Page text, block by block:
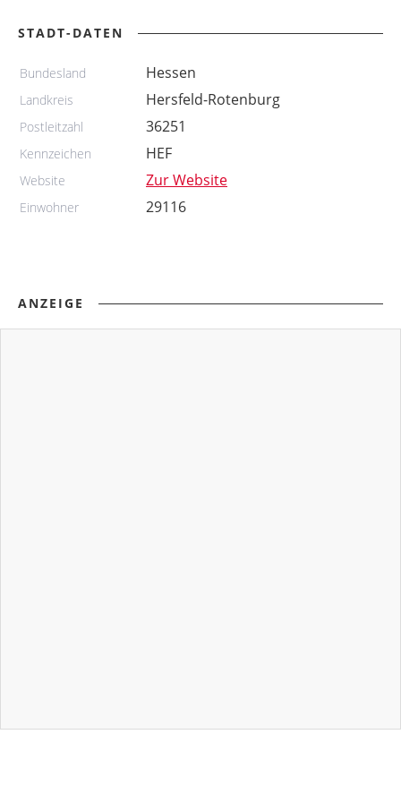
STADT-DATEN
Bundesland Hessen
Landkreis Hersfeld-Rotenburg
Postleitzahl 36251
Kennzeichen HEF
Website Zur Website
Einwohner 29116
ANZEIGE